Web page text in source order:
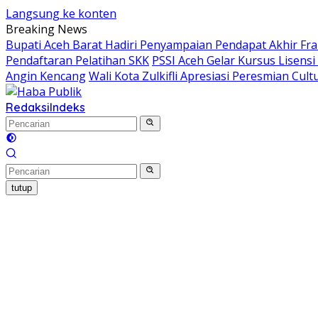
Langsung ke konten
Breaking News
Bupati Aceh Barat Hadiri Penyampaian Pendapat Akhir
Pendaftaran Pelatihan SKK PSSI Aceh Gelar Kursus
Angin KencangWali Kota Zulkifli Apresiasi Peresmian
RedaksiIndeks
tutup